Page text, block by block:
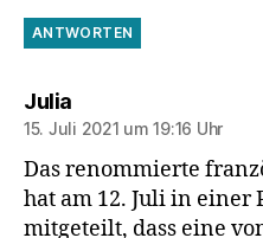
ANTWORTEN
Juliasagt:
15. Juli 2021 um 19:16 Uhr
Das renommierte
hat am 12. Juli in einer
mitgeteilt, dass eine